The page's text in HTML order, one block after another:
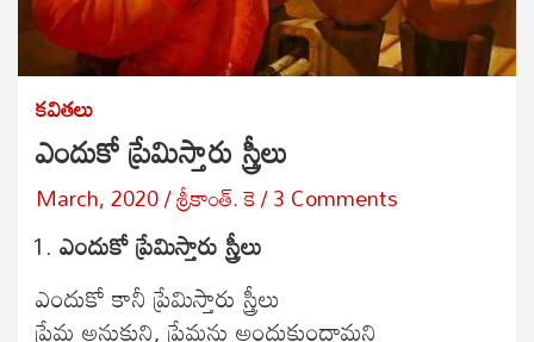
కవితలు
ఎందుకో ప్రేమిస్తారు స్త్రీలు
March, 2020 శ్రీకాంత్‌. కె 3 Comments
ఎందుకో ప్రేమిస్తారు స్త్రీలు
ఎందుకో కానీ ప్రేమిస్తారు స్త్రీలు
ప్రేమ అనుకుని, ప్రేమను అందుకుందామని